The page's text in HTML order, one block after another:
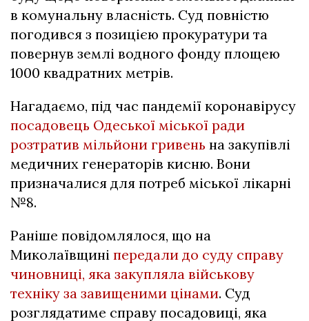
в комунальну власність. Суд повністю
погодився з позицією прокуратури та
повернув землі водного фонду площею
1000 квадратних метрів.
Нагадаємо, під час пандемії коронавірусу
посадовець Одеської міської ради
розтратив мільйони гривень на закупівлі
медичних генераторів кисню. Вони
призначалися для потреб міської лікарні
№8.
Раніше повідомлялося, що на
Миколаївщині передали до суду справу
чиновниці, яка закупляла військову
техніку за завищеними цінами. Суд
розглядатиме справу посадовиці, яка